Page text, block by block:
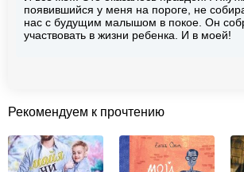
появившийся у меня на пороге, не
нас с будущим малышом в покое. Он
участвовать в жизни ребенка. И в моей!
Рекомендуем к прочтению